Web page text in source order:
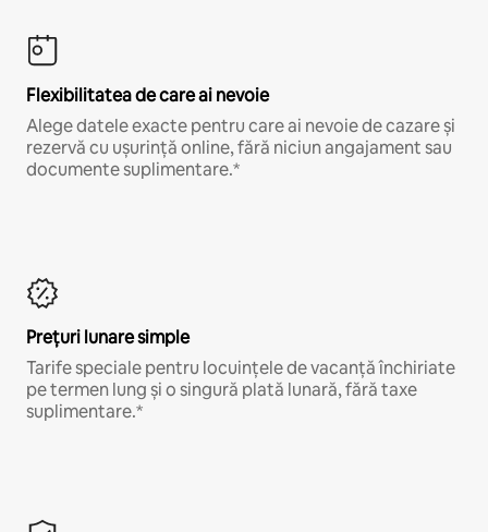
Flexibilitatea de care ai nevoie
Alege datele exacte pentru care ai nevoie de cazare și
rezervă cu ușurință online, fără niciun angajament sau
documente suplimentare.*
Prețuri lunare simple
Tarife speciale pentru locuințele de vacanță închiriate
pe termen lung și o singură plată lunară, fără taxe
suplimentare.*